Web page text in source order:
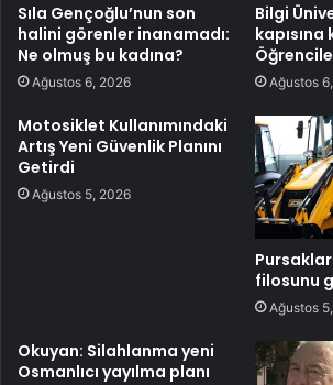
Sıla Gençoğlu’nun son
halini görenler inanamadı:
Ne olmuş bu kadına?
Ağustos 6, 2026
Bilgi
Ağustos
Motosiklet Kullanımındaki
Artış Yeni Güvenlik Planını
Getirdi
Ağustos 5, 2026
filosunu
Ağustos
Okuyan: Silahlanma yeni
Osmanlıcı yayılma planı